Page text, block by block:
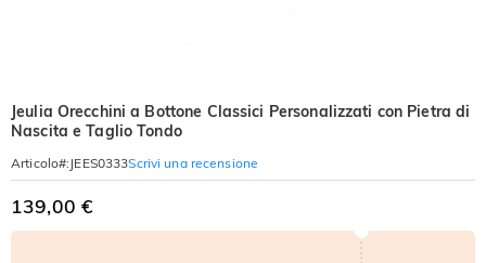
Jeulia Orecchini a Bottone Classici Personalizzati con Pietra di
Nascita e Taglio Tondo
Articolo#: JEES0333Scrivi una recensione
139,00 €